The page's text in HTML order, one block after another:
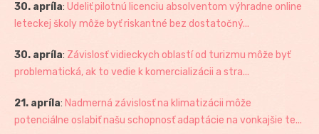
30. apríla: Udeliť pilotnú licenciu absolventom výhradne online
leteckej školy môže byť riskantné bez dostatočný...
30. apríla: Závislosť vidieckych oblastí od turizmu môže byť
problematická, ak to vedie k komercializácii a stra...
21. apríla: Nadmerná závislosť na klimatizácii môže
potenciálne oslabiť našu schopnosť adaptácie na vonkajšie te...